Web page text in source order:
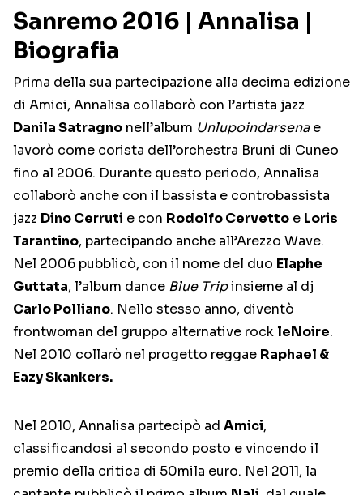
Sanremo 2016 | Annalisa |
Biografia
Prima della sua partecipazione alla decima edizione
di Amici, Annalisa collaborò con l’artista jazz
Danila Satragno nell’album Unlupoindarsenae
lavorò come corista dell’orchestra Bruni di Cuneo
fino al 2006. Durante questo periodo, Annalisa
collaborò anche con il bassista e controbassista
jazz Dino Cerruti e con Rodolfo Cervetto e Loris
Tarantino, partecipando anche all’Arezzo Wave.
Nel 2006 pubblicò, con il nome del duo Elaphe
Guttata, l’album dance Blue Tripinsieme al dj
Carlo Polliano. Nello stesso anno, diventò
frontwoman del gruppo alternative rock leNoire.
Nel 2010 collarò nel progetto reggae Raphael &
Eazy Skankers.
Nel 2010, Annalisa partecipò ad Amici,
classificandosi al secondo posto e vincendo il
premio della critica di 50mila euro. Nel 2011, la